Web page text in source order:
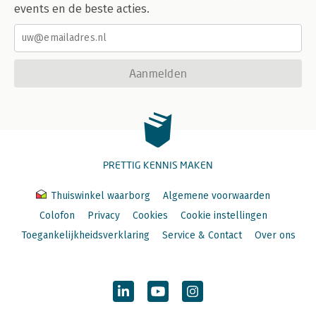
events en de beste acties.
Aanmelden
PRETTIG KENNIS MAKEN
Thuiswinkel waarborg
Algemene voorwaarden
Colofon
Privacy Cookies
Cookie instellingen
Toegankelijkheidsverklaring
Service & Contact Over ons